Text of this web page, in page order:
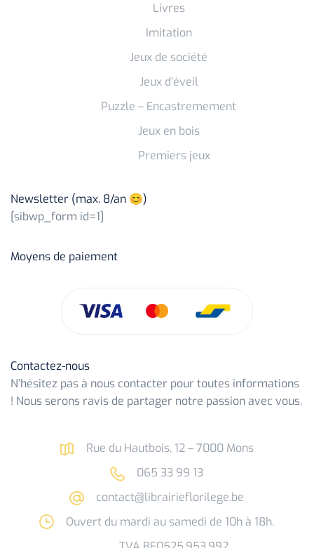
Livres
Imitation
Jeux de société
Jeux d’éveil
Puzzle – Encastremement
Jeux en bois
Premiers jeux
Newsletter (max. 8/an 😊)
[sibwp_form id=1]
Moyens de paiement
Contactez-nous
N’hésitez pas à nous contacter pour toutes informations
! Nous serons ravis de partager notre passion avec vous.
Rue du Hautbois, 12 – 7000 Mons
065 33 99 13
contact@librairieflorilege.be
Ouvert du mardi au samedi de 10h à 18h.